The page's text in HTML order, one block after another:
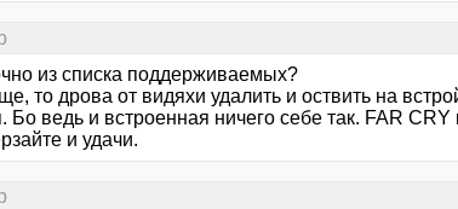
из списка поддерживаемых?
то дрова от видяхи удалить и оствить на
Бо ведь и встроенная ничего себе так. FAR
и удачи.